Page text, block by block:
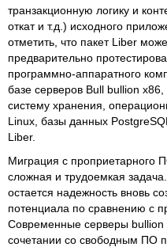
транзакционную логику и
откат и т.д.) исходного
отметить, что пакет Liber
предварительно
программно-аппаратного
базе серверов Bull bullion
систему хранения,
Linux, базы данных
Liber.
Миграция с
сложная и трудоемкая
остается надежность вновь
потенциала по сравнению с
Современные серверы bullion
сочетании со свободным ПО